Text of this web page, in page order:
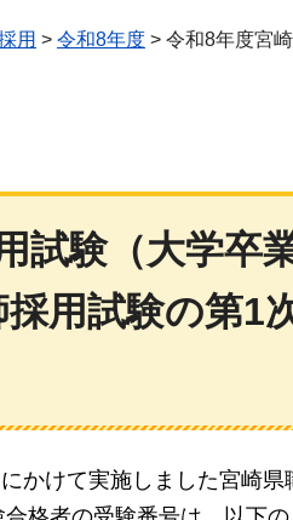
用 > 令和8年度 > 令和8年度宮
試験（大学卒
用試験の第1
かけて実施しました宮崎